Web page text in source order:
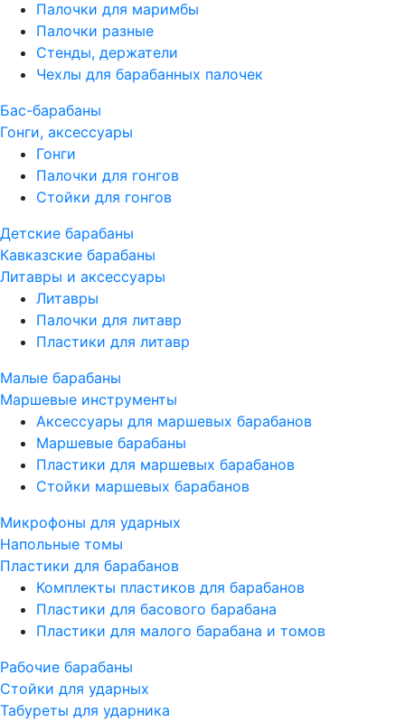
Палочки для маримбы
Палочки разные
Стенды, держатели
Чехлы для барабанных палочек
Бас-барабаны
Гонги, аксессуары
Гонги
Палочки для гонгов
Стойки для гонгов
Детские барабаны
Кавказские барабаны
Литавры и аксессуары
Литавры
Палочки для литавр
Пластики для литавр
Малые барабаны
Маршевые инструменты
Аксессуары для маршевых барабанов
Маршевые барабаны
Пластики для маршевых барабанов
Стойки маршевых барабанов
Микрофоны для ударных
Напольные томы
Пластики для барабанов
Комплекты пластиков для барабанов
Пластики для басового барабана
Пластики для малого барабана и томов
Рабочие барабаны
Стойки для ударных
Табуреты для ударника